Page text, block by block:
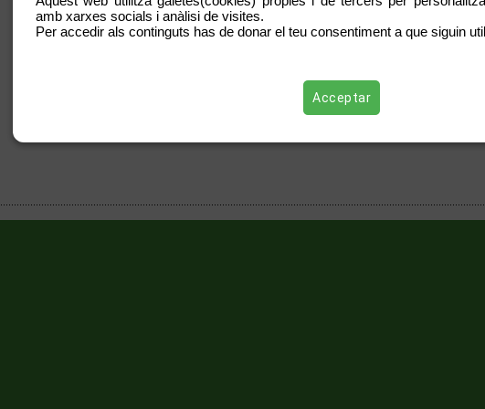
Enllaç: CCOO pide controles de las radiaciones de los sistemas wifi de
amb xarxes socials i anàlisi de visites.
Per accedir als continguts has de donar el teu consentiment a que siguin
Acceptar